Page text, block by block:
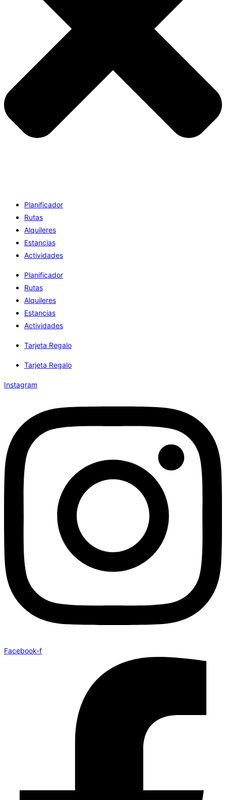
Planificador
Rutas
Alquileres
Estancias
Actividades
Planificador
Rutas
Alquileres
Estancias
Actividades
Tarjeta Regalo
Tarjeta Regalo
Instagram
Facebook-f